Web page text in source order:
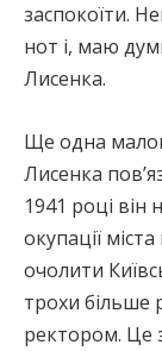
заспокоїти.
нот і, маю
Лисенка.
Ще одна
Лисенка
1941 році він
окупації
очолити
трохи більше
ректором. Це